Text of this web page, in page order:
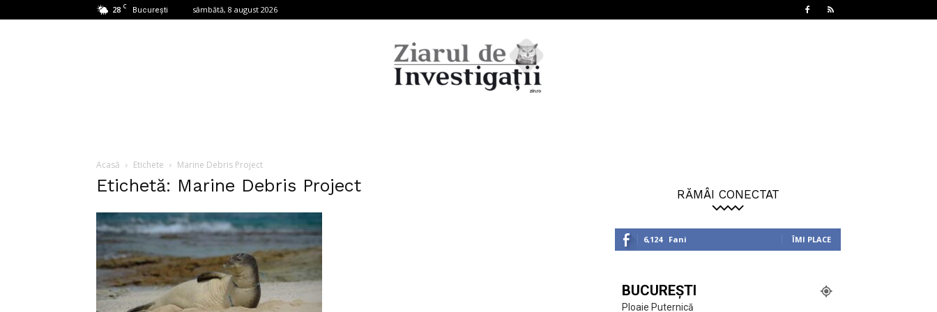
28 C București sâmbătă, 8 august 2026
Acasă Etichete Marine Debris Project
Etichetă: Marine Debris Project RĂMÂI CONECTAT
6,124 Fani ÎMI PLACE
BUCUREȘTI
Ploaie Puternică